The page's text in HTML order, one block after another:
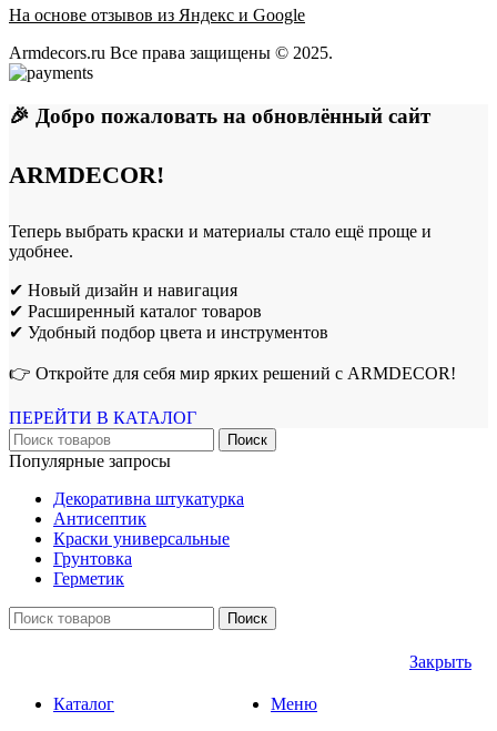
На основе отзывов из Яндекс и Google
Armdecors.ru Все права защищены © 2025. ​
🎉 Добро пожаловать на обновлённый сайт
ARMDECOR!
Теперь выбрать краски и материалы стало ещё проще и
удобнее.
✔ Новый дизайн и навигация
✔ Расширенный каталог товаров
✔ Удобный подбор цвета и инструментов
👉 Откройте для себя мир ярких решений с ARMDECOR!
ПЕРЕЙТИ В КАТАЛОГ
Поиск
Популярные запросы
Декоративна штукатурка
Антисептик
Краски универсальные
Грунтовка
Герметик
Поиск
Закрыть
Меню
Каталог